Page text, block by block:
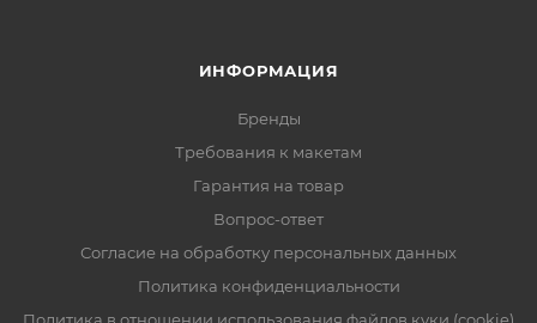
ИНФОРМАЦИЯ
Бренды
Требования к макетам
Гарантия на товар
Вопрос-ответ
Согласие на обработку персональных данных
Политика конфиденциальности